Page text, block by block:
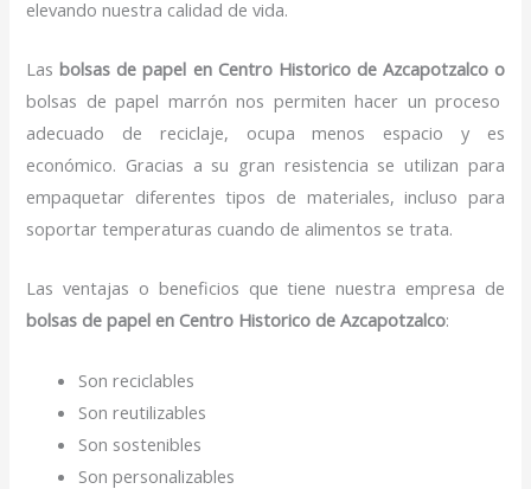
elevando nuestra calidad de vida.
Lasbolsas de papel en Centro Historico de Azcapotzalco o
bolsas de papel marrón nos permiten hacer un proceso
adecuado de reciclaje, ocupa menos espacio y es
económico. Gracias a su gran resistencia se utilizan para
empaquetar diferentes tipos de materiales, incluso para
soportar temperaturas cuando de alimentos se trata.
Las ventajas o beneficios que tiene nuestra empresa de
bolsas de papel en Centro Historico de Azcapotzalco:
Son reciclables
Son reutilizables
Son sostenibles
Son personalizables